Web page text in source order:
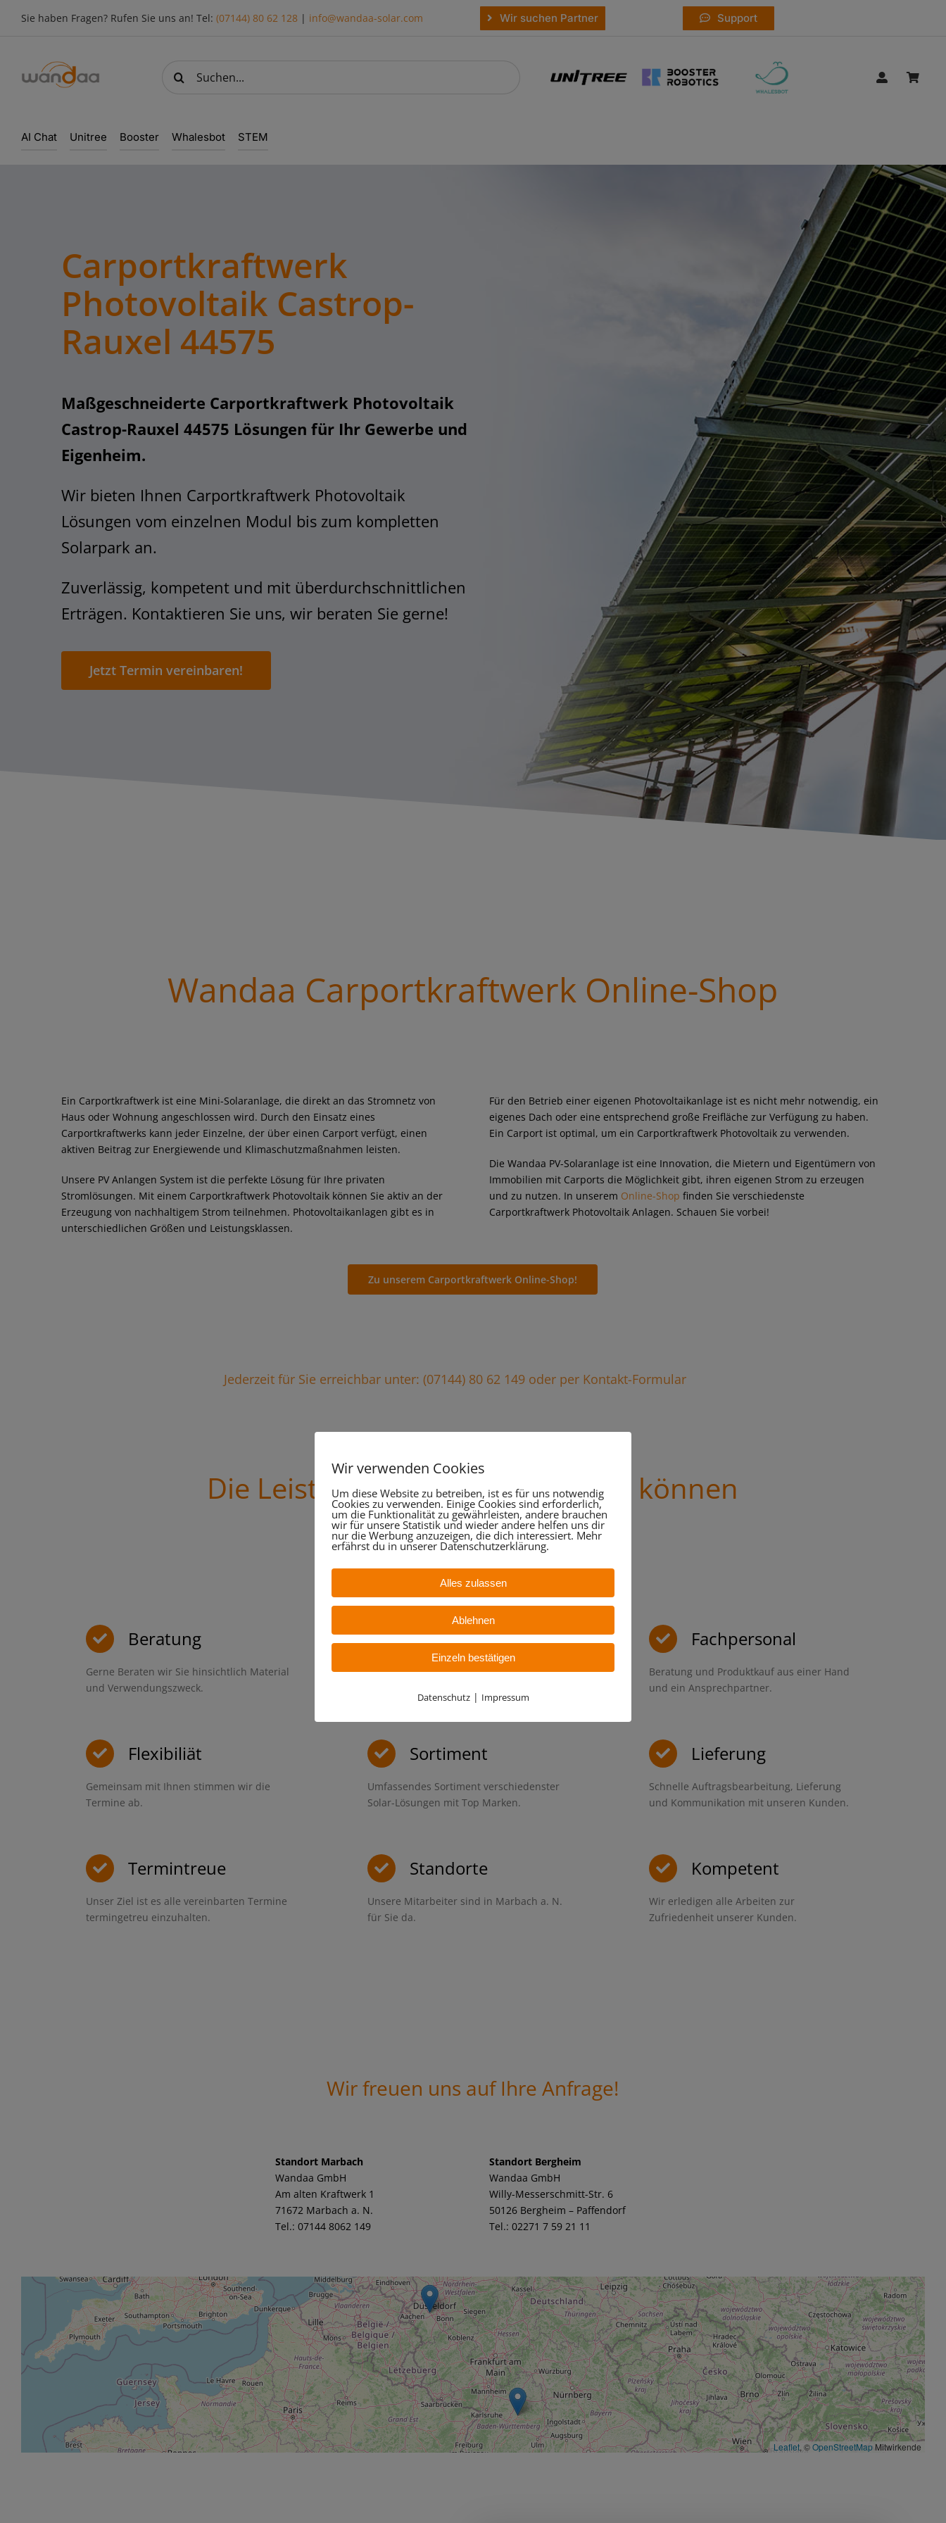
Sie haben Fragen? Rufen Sie uns an! Tel: (07144) 80 62 128| info@wandaa-solar.com Wir suchen Partner Support
nach:
AI Chat Unitree Booster Whalesbot STEM
Carportkraftwerk
Photovoltaik Castrop-
Rauxel 44575
Maßgeschneiderte Carportkraftwerk Photovoltaik
Castrop-Rauxel 44575 Lösungen für Ihr Gewerbe und
Eigenheim.
Wir bieten Ihnen Carportkraftwerk Photovoltaik
Lösungen vom einzelnen Modul bis zum kompletten
Solarpark an.
Zuverlässig, kompetent und mit überdurchschnittlichen
Erträgen. Kontaktieren Sie uns, wir beraten Sie gerne!
Jetzt Termin vereinbaren!
Wandaa Carportkraftwerk Online-Shop
Ein Carportkraftwerk ist eine Mini-Solaranlage, die direkt an das Stromnetz von
Haus oder Wohnung angeschlossen wird. Durch den Einsatz eines
Carportkraftwerks kann jeder Einzelne, der über einen Carport verfügt, einen
aktiven Beitrag zur Energiewende und Klimaschutzmaßnahmen leisten.
Unsere PV Anlangen System ist die perfekte Lösung für Ihre privaten
Stromlösungen. Mit einem Carportkraftwerk Photovoltaik können Sie aktiv an der
Erzeugung von nachhaltigem Strom teilnehmen. Photovoltaikanlagen gibt es in
unterschiedlichen Größen und Leistungsklassen.
Für den Betrieb einer eigenen Photovoltaikanlage ist es nicht mehr notwendig, ein
eigenes Dach oder eine entsprechend große Freifläche zur Verfügung zu haben.
Ein Carport ist optimal, um ein Carportkraftwerk Photovoltaik zu verwenden.
Die Wandaa PV-Solaranlage ist eine Innovation, die Mietern und Eigentümern von
Immobilien mit Carports die Möglichkeit gibt, ihren eigenen Strom zu erzeugen
und zu nutzen. In unserem Online-Shop finden Sie verschiedenste
Carportkraftwerk Photovoltaik Anlagen. Schauen Sie vorbei!
Zu unserem Carportkraftwerk Online-Shop!
Jederzeit für Sie erreichbar unter: (07144) 80 62 149 oder per Kontakt-Formular
Die Leistungen im Überblick, das können
wir für Sie tun:
Beratung
Gerne Beraten wir Sie hinsichtlich Material
und Verwendungszweck.
Qualität
Hohe Qualitätsstandards und nachhaltige
Fachpersonal
Beratung und Produktkauf aus einer Hand
und ein Ansprechpartner.
Flexibiliät
Gemeinsam mit Ihnen stimmen wir die
Termine ab.
Sortiment
Umfassendes Sortiment verschiedenster
Solar-Lösungen mit Top Marken.
Lieferung
Schnelle Auftragsbearbeitung, Lieferung
und Kommunikation mit unseren Kunden.
Termintreue
Unser Ziel ist es alle vereinbarten Termine
termingetreu einzuhalten.
Standorte
Unsere Mitarbeiter sind in Marbach a. N.
für Sie da.
Kompetent
Wir erledigen alle Arbeiten zur
Zufriedenheit unserer Kunden.
Wir freuen uns auf Ihre Anfrage!
Standort Marbach
Wandaa GmbH
Am alten Kraftwerk 1
71672 Marbach a. N.
Tel.: 07144 8062 149
Standort Bergheim
Wandaa GmbH
Willy-Messerschmitt-Str. 6
50126 Bergheim – Paffendorf
Tel.: 02271 7 59 21 11
Leaflet , ©OpenStreetMapMitwirkende
Wir verwenden Cookies
Um diese Website zu betreiben, ist es für uns notwendig
Cookies zu verwenden. Einige Cookies sind erforderlich,
um die Funktionalität zu gewährleisten, andere brauchen
wir für unsere Statistik und wieder andere helfen uns dir
nur die Werbung anzuzeigen, die dich interessiert. Mehr
erfährst du in unserer Datenschutzerklärung.
Alles zulassen
Ablehnen
Einzeln bestätigen
Datenschutz| Impressum